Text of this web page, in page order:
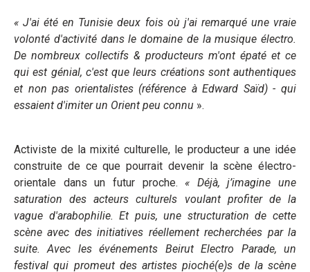
« J'ai été en Tunisie deux fois où j'ai remarqué une vraie
volonté d'activité dans le domaine de la musique électro.
De nombreux collectifs & producteurs m'ont épaté et ce
qui est génial, c'est que leurs créations sont authentiques
et non pas orientalistes (référence à Edward Saïd) - qui
essaient d'imiter un Orient peu connu ».
Activiste de la mixité culturelle, le producteur a une idée
construite de ce que pourrait devenir la scène électro-
orientale dans un futur proche. « Déjà, j’imagine une
saturation des acteurs culturels voulant profiter de la
vague d'arabophilie. Et puis, une structuration de cette
scène avec des initiatives réellement recherchées par la
suite. Avec les événements Beirut Electro Parade, un
festival qui promeut des artistes pioché(e)s de la scène